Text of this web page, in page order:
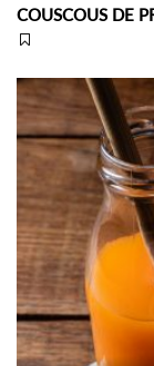
COUSCOUS DE